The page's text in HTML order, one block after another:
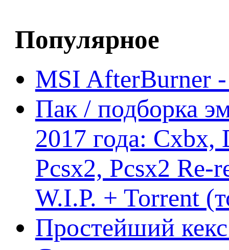
Популярное
MSI AfterBurner
Пак / подборка
2017 года:
Pcsx2, Pcsx2
W.I.P. + Torrent
Простейший кекс